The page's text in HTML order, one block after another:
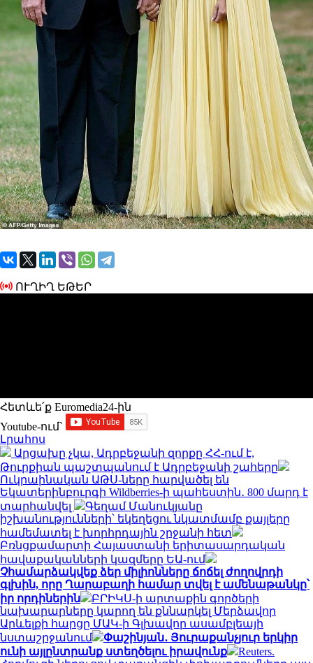
ՈՒՂԻՂ ԵԹԵՐ
Հետևե՛ք Euromedia24-ին
Youtube-ում`
Լրահոս
Արցախը չկա, Ադրբեջանի զորքը ՀՀ-ում է,
Թուրքիան պաշտպանում է Ադրբեջանի շահերը
Ուկրաինական ԱԹՍ-ները հարվածել են
Եկատերինբուրգի Wildberries-ի պահեստին․ 800 մարդ է
տարհանվել
Գեղամ Մանուկյանը
իշխանությունների՝ եկեղեցու նկատմամբ քայլերը
համեմատել է խորհրդային շրջանի հետ
Բռնցքամարտի Հայաստանի երիտասարդական
հավաքականների կազմերը ԵԱ-ում
Չհամարձակվեք ձեր միլիոնները ճոճել ժողովրդի
գլխին, որը Ղարաբաղի համար տվել է ամենաթանկը՝
իր որդիներին
ԲՐԻԿՍ-ի արտաքին գործերի
նախարարները կարող են քննարկել Մերձավոր
Արևելքի հարցը ՄԱԿ-ի Գլխավոր ասամբլեայի
նստաշրջանում
Փաշինյան․ Յուրաքանչյուր երկիր
ունի այլընտրանք ստեղծելու իրավունք
Reuters.